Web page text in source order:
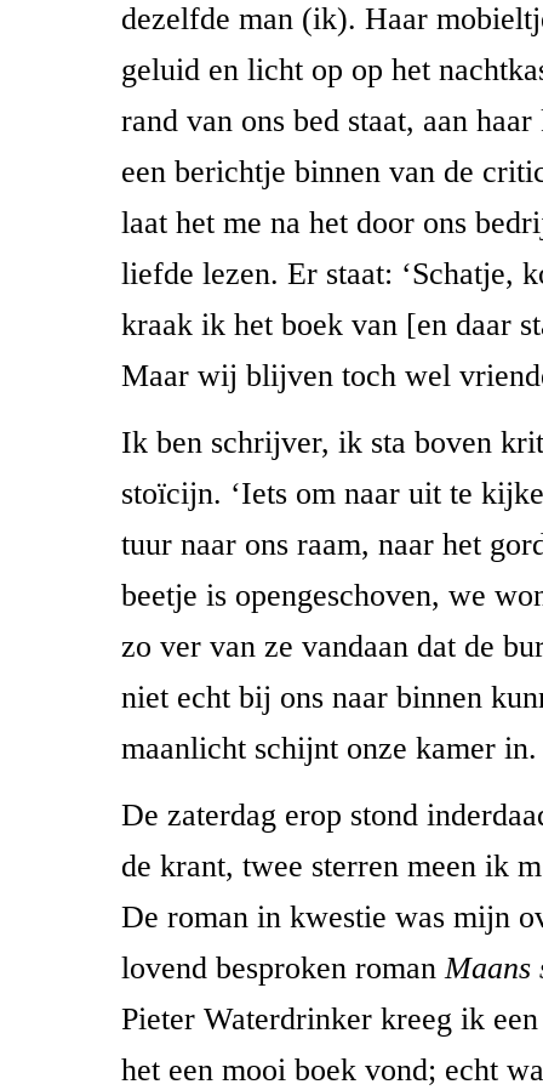
dezelfde man (ik). Haar
geluid en licht op op het
rand van ons bed staat, aan
een berichtje binnen van de
laat het me na het door ons
liefde lezen. Er staat: ‘Schatje,
kraak ik het boek van [en daar
Maar wij blijven toch wel
Ik ben schrijver, ik sta boven
stoïcijn. ‘Iets om naar uit te
tuur naar ons raam, naar het
beetje is opengeschoven, we
zo ver van ze vandaan dat de
niet echt bij ons naar binnen
maanlicht schijnt onze kamer in.
De zaterdag erop stond
de krant, twee sterren meen ik
De roman in kwestie was mijn
lovend besproken romanMaans
Pieter Waterdrinker kreeg ik
het een mooi boek vond; echt